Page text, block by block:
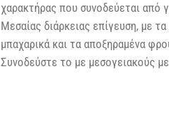
χαρακτήρας που συνοδεύεται από
Μεσαίας διάρκειας επίγευση, με
μπαχαρικά και τα αποξηραμένα
Συνοδεύστε το με μεσογειακούς